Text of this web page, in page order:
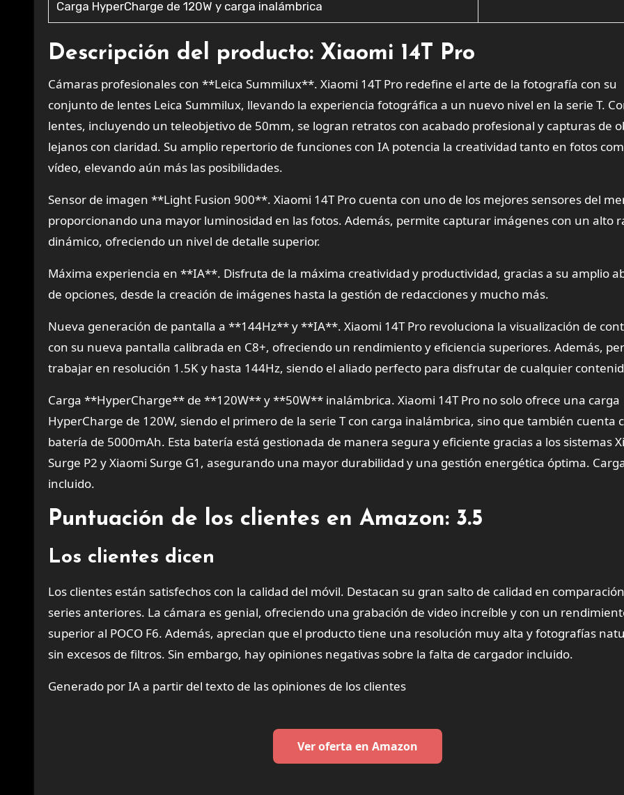
Carga HyperCharge de 120W y carga inalámbrica
Descripción del producto: Xiaomi 14T Pro
Cámaras profesionales con **Leica Summilux**. Xiaomi 14T Pro redefine el arte de la fotografía con su
conjunto de lentes Leica Summilux, llevando la experiencia fotográfica a un nuevo nivel en la serie T.
lentes, incluyendo un teleobjetivo de 50mm, se logran retratos con acabado profesional y capturas de
lejanos con claridad. Su amplio repertorio de funciones con IA potencia la creatividad tanto en fotos
vídeo, elevando aún más las posibilidades.
Sensor de imagen **Light Fusion 900**. Xiaomi 14T Pro cuenta con uno de los mejores sensores del
proporcionando una mayor luminosidad en las fotos. Además, permite capturar imágenes con un alto
dinámico, ofreciendo un nivel de detalle superior.
Máxima experiencia en **IA**. Disfruta de la máxima creatividad y productividad, gracias a su amplio
de opciones, desde la creación de imágenes hasta la gestión de redacciones y mucho más.
Nueva generación de pantalla a **144Hz** y **IA**. Xiaomi 14T Pro revoluciona la visualización de
con su nueva pantalla calibrada en C8+, ofreciendo un rendimiento y eficiencia superiores. Además,
trabajar en resolución 1.5K y hasta 144Hz, siendo el aliado perfecto para disfrutar de cualquier
Carga **HyperCharge** de **120W** y **50W** inalámbrica. Xiaomi 14T Pro no solo ofrece una carga
HyperCharge de 120W, siendo el primero de la serie T con carga inalámbrica, sino que también cuenta
batería de 5000mAh. Esta batería está gestionada de manera segura y eficiente gracias a los sistemas
Surge P2 y Xiaomi Surge G1, asegurando una mayor durabilidad y una gestión energética óptima.
incluido.
Puntuación de los clientes en Amazon: 3.5
Los clientes dicen
Los clientes están satisfechos con la calidad del móvil. Destacan su gran salto de calidad en
series anteriores. La cámara es genial, ofreciendo una grabación de video increíble y con un
superior al POCO F6. Además, aprecian que el producto tiene una resolución muy alta y fotografías
sin excesos de filtros. Sin embargo, hay opiniones negativas sobre la falta de cargador incluido.
Generado por IA a partir del texto de las opiniones de los clientes
Ver oferta en Amazon